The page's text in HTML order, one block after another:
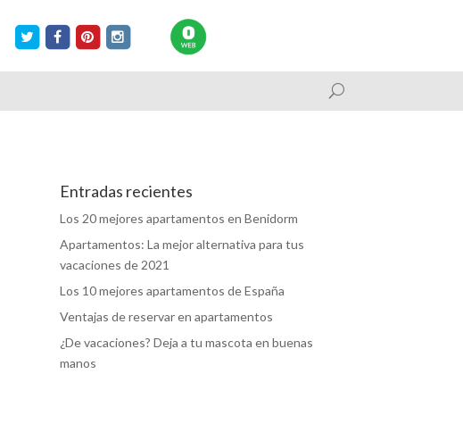
Entradas recientes
Los 20 mejores apartamentos en Benidorm
Apartamentos: La mejor alternativa para tus
vacaciones de 2021
Los 10 mejores apartamentos de España
Ventajas de reservar en apartamentos
¿De vacaciones? Deja a tu mascota en buenas
manos